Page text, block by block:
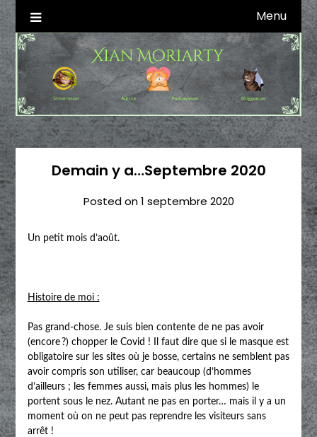
Skip
to
content
Xian Moriarty
Autrice SFFF & Blogueuse & Streameuse Menu
Demain y a…Septembre 2020
Posted on1 septembre 2020
Un petit mois d’août.
Histoire de moi :
Pas grand-chose. Je suis bien contente de ne pas avoir
(encore ?) chopper le Covid ! Il faut dire que si le masque est
obligatoire sur les sites où je bosse, certains ne semblent pas
avoir compris son utiliser, car beaucoup (d’hommes
d’ailleurs ; les femmes aussi, mais plus les hommes) le
portent sous le nez. Autant ne pas en porter… mais il y a un
moment où on ne peut pas reprendre les visiteurs sans
arrêt !